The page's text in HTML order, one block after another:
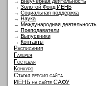
→ Золотой Фонд ИЕНБ
→ Социальная поддержка
→ Наука
→ Международная деятельность
→ Преподаватели
→ Выпускники
→ Контакты
Расписания
Галерея
Гостевая
Конкурс
Старая версия сайта
ИЕНБ на сайте САФУ